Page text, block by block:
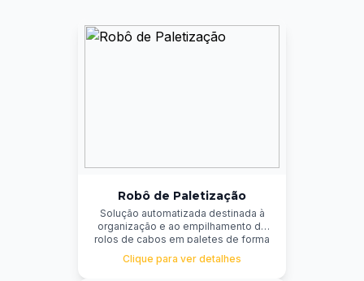
Robô de Paletização
Solução automatizada destinada à
organização e ao empilhamento de
rolos de cabos em paletes de forma
rápida, precisa e repetitiva. O sistema
garante a padronização do processo
Clique para ver detalhes